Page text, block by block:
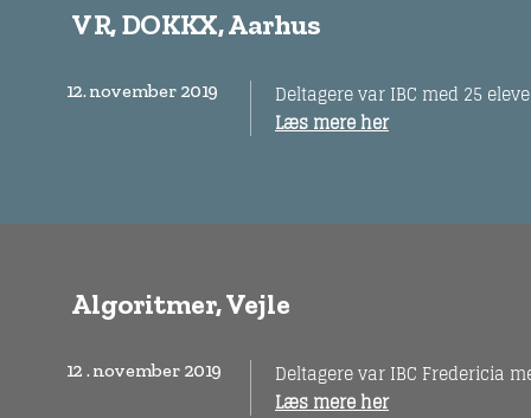
VR, DOKKX, Aarhus
12. november 2019
Deltagere var IBC med 25
Læs mere her
Algoritmer, Vejle
12 . november 2019
Deltagere var IBC Fredericia
Læs mere her